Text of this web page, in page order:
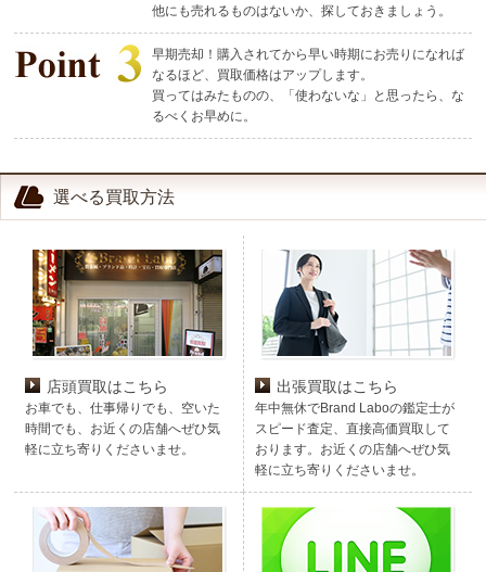
他にも売れるものはないか、探しておきましょう。
早期売却！購入されてから早い時期にお売りになれば
なるほど、買取価格はアップします。
買ってはみたものの、「使わないな」と思ったら、な
るべくお早めに。
選べる買取方法
店頭買取はこちら
お車でも、仕事帰りでも、空いた
時間でも、お近くの店舗へぜひ気
軽に立ち寄りくださいませ。
出張買取はこちら
年中無休でBrand Laboの鑑定士が
スピード査定、直接高価買取して
おります。お近くの店舗へぜひ気
軽に立ち寄りくださいませ。